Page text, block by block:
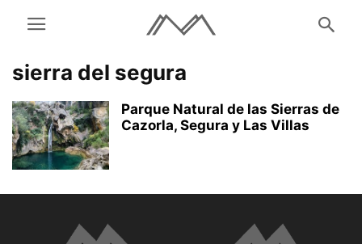
sierra del segura
Parque Natural de las Sierras de
Cazorla, Segura y Las Villas